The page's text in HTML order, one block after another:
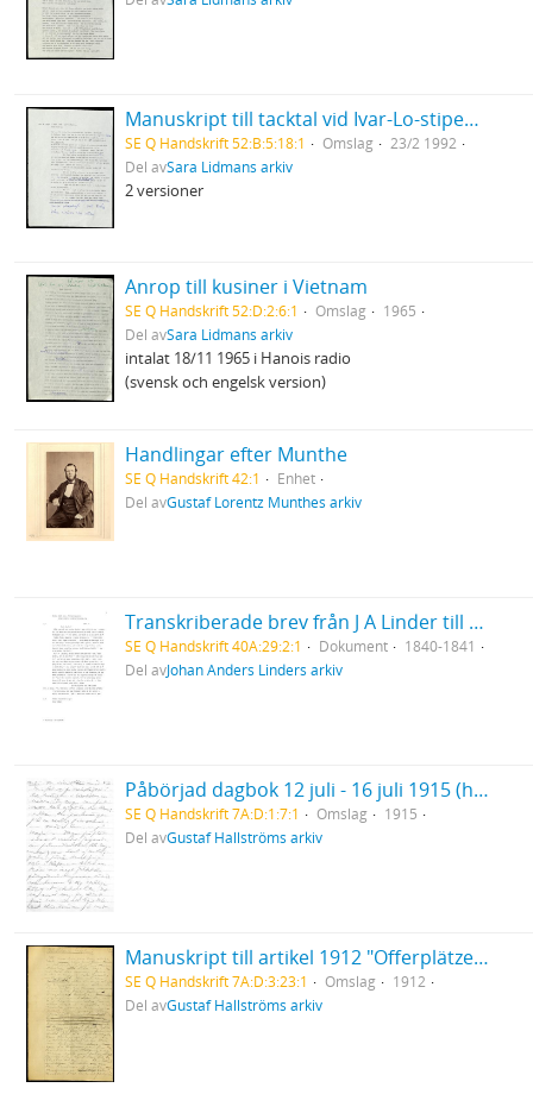
Manuskript till tacktal vid Ivar-Lo-stipendiets utdelning
SE Q Handskrift 52:B:5:18:1 Omslag
23/2 1992
Del avSara Lidmans arkiv
2 versioner
Anrop till kusiner i Vietnam
SE Q Handskrift 52:D:2:6:1 Omslag
1965
Del avSara Lidmans arkiv
intalat 18/11 1965 i Hanois radio
(svensk och engelsk version)
Handlingar efter Munthe
SE Q Handskrift 42:1
Enhet
Del avGustaf Lorentz Munthes arkiv
Transkriberade brev från J A Linder till Hanna & Louise Leijel
SE Q Handskrift 40A:29:2:1 Dokument
1840-1841
Del avJohan Anders Linders arkiv
Påbörjad dagbok 12 juli - 16 juli 1915 (handskrift)
SE Q Handskrift 7A:D:1:7:1 Omslag
1915
Del avGustaf Hallströms arkiv
Manuskript till artikel 1912 "Offerplätze in Lappland"
SE Q Handskrift 7A:D:3:23:1 Omslag
1912
Del avGustaf Hallströms arkiv